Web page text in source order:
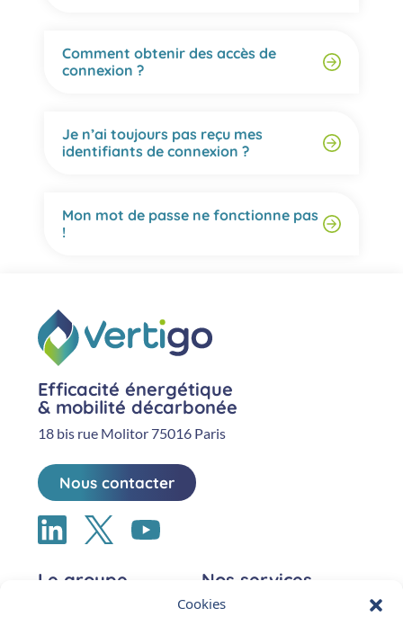
Cookies
Comment obtenir des accès de
connexion ?
Je n’ai toujours pas reçu mes
identifiants de connexion ?
Mon mot de passe ne fonctionne pas
!
Efficacité énergétique
& mobilité décarbonée
18 bis rue Molitor 75016 Paris
Nous contacter
Le groupe Nos services